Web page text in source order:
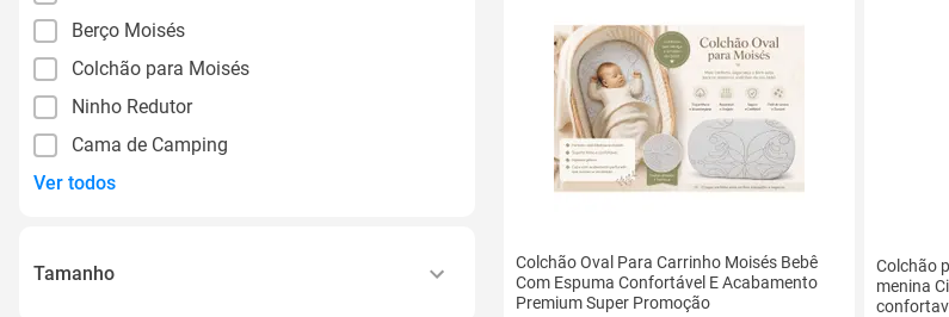
Berço Moisés
Colchão para Moisés
Ninho Redutor
Cama de Camping
Ver todos
Tamanho
Colchão Oval Para Carrinho Moisés Bebê
Com Espuma Confortável E Acabamento
Premium Super Promoção
Colchão
menina